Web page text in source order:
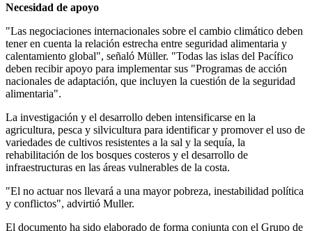
Necesidad de apoyo
"Las negociaciones internacionales sobre el cambio climático deben
tener en cuenta la relación estrecha entre seguridad alimentaria y
calentamiento global", señaló Müller. "Todas las islas del Pacífico
deben recibir apoyo para implementar sus "Programas de acción
nacionales de adaptación, que incluyen la cuestión de la seguridad
alimentaria".
La investigación y el desarrollo deben intensificarse en la
agricultura, pesca y silvicultura para identificar y promover el uso de
variedades de cultivos resistentes a la sal y la sequía, la
rehabilitación de los bosques costeros y el desarrollo de
infraestructuras en las áreas vulnerables de la costa.
"El no actuar nos llevará a una mayor pobreza, inestabilidad política
y conflictos", advirtió Muller.
El documento ha sido elaborado de forma conjunta con el Grupo de